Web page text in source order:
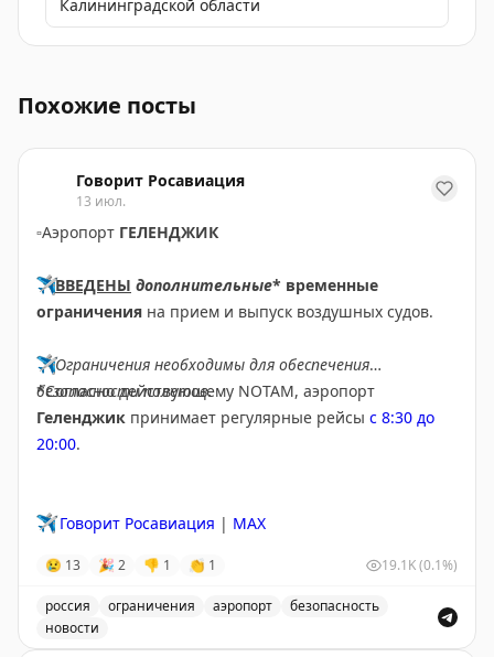
Калининградской области
Похожие посты
Говорит Росавиация
13 июл.
▫️Аэропорт ГЕЛЕНДЖИК
✈️ВВЕДЕНЫ дополнительные* временные
ограничения на прием и выпуск воздушных судов.
✈️Ограничения необходимы для обеспечения
безопасности полетов.
*Согласно действующему NOTAM, аэропорт
Геленджик принимает регулярные рейсы с 8:30 до
20:00.
✈️ Говорит Росавиация | MAX
😢 13 🎉 2 👎 1 👏 1 19.1K(0.1%)
россия ограничения аэропорт
безопасность
новости